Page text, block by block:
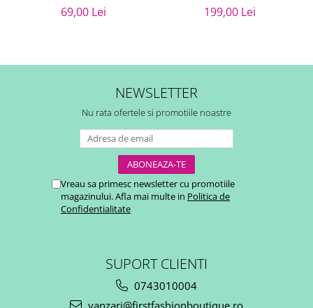
69,00 Lei 199,00 Lei
NEWSLETTER
Nu rata ofertele si promotiile noastre
Vreau sa primesc newsletter cu promotiile
magazinului. Afla mai multe in Politica de
Confidentialitate
SUPORT CLIENTI
0743010004
vanzari@firstfashionboutique.ro